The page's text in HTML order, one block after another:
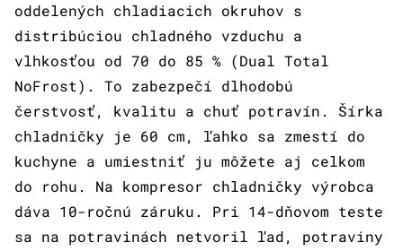
oddelených chladiacich okruhov s
distribúciou chladného vzduchu a
vlhkosťou od 70 do 85 % (Dual Total
NoFrost). To zabezpečí dlhodobú
čerstvosť, kvalitu a chuť potravín. Šírka
chladničky je 60 cm, ľahko sa zmestí do
kuchyne a umiestniť ju môžete aj celkom
do rohu. Na kompresor chladničky výrobca
dáva 10-ročnú záruku. Pri 14-dňovom teste
sa na potravinách netvoril ľad, potraviny